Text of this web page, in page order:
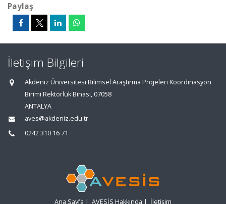
Paylaş
İletişim Bilgileri
Akdeniz Üniversitesi Bilimsel Araştırma Projeleri Koordinasyon
Birimi Rektörlük Binası, 07058
ANTALYA
aves@akdeniz.edu.tr
0242 310 16 71
Ana Sayfa | AVESİS Hakkında | İletişim